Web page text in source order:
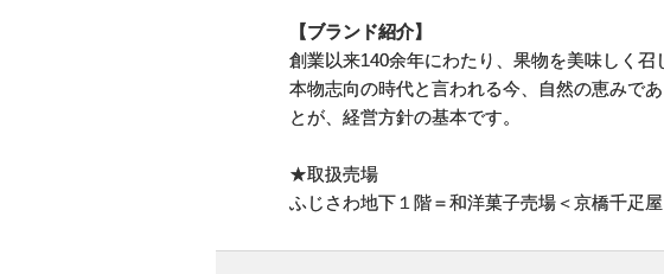
【ブランド紹介】
創業以来140余年にわたり、果物を美味しく召
本物志向の時代と言われる今、自然の恵みで
とが、経営方針の基本です。
★取扱売場
ふじさわ地下１階＝和洋菓子売場＜京橋千疋屋